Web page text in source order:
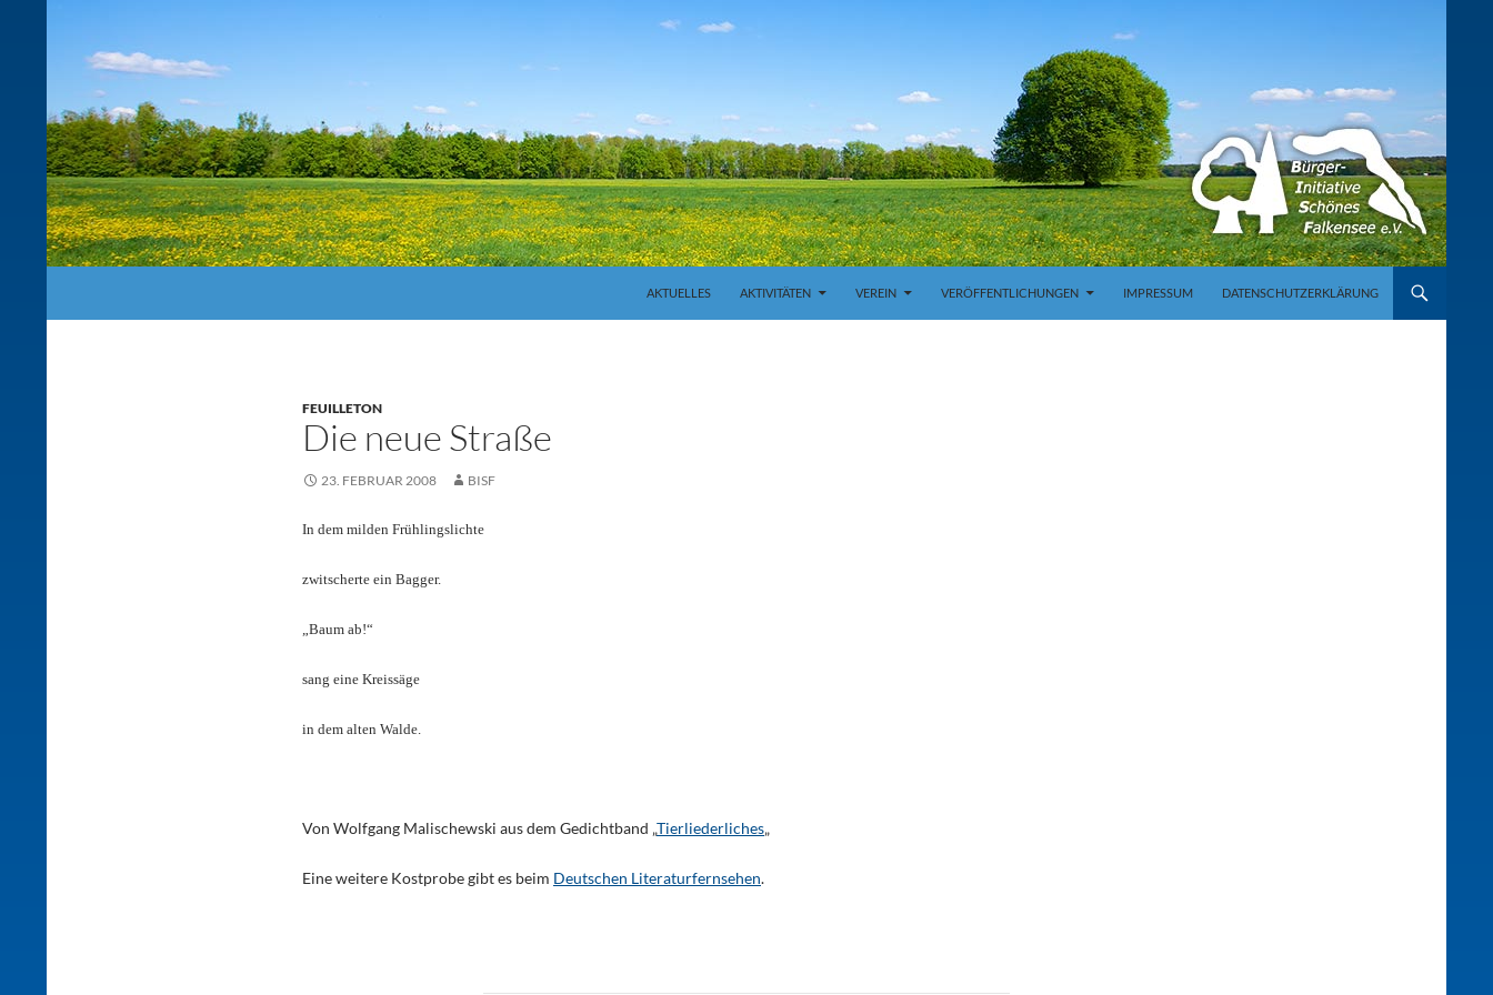
AKTUELLES
AKTIVITÄTEN VEREIN VERÖFFENTLICHUNGEN IMPRESSUM DATENSCHUTZERKLÄRUNG
FEUILLETON
Die neue Straße
23. FEBRUAR 2008 BISF
In dem milden Frühlingslichte
zwitscherte ein Bagger.
„Baum ab!“
sang eine Kreissäge
in dem alten Walde.
Von Wolfgang Malischewski aus dem Gedichtband „Tierliederliches„
Eine weitere Kostprobe gibt es beim Deutschen Literaturfernsehen.